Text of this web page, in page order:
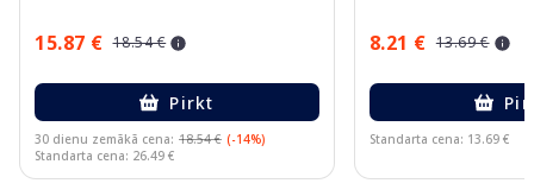
15.87 € 18.54 €
Pirkt
30 dienu zemākā cena: 18.54 € (-14%)
Standarta cena: 26.49 €
8.21 € 13.69 €
Standarta cena: 13.69 €